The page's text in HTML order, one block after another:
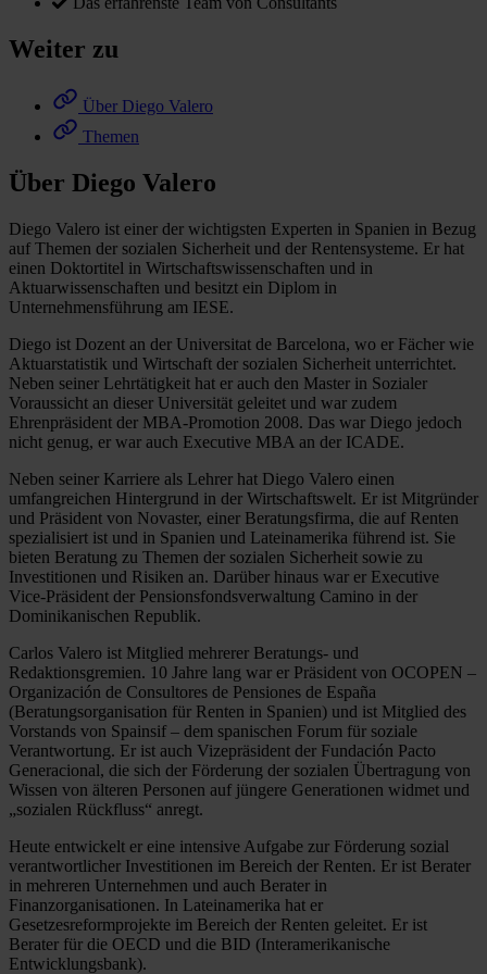
Weiter zu
Über Diego Valero
Themen
Über Diego Valero
Diego Valero ist einer der wichtigsten Experten in Spanien in Bezug
auf Themen der sozialen Sicherheit und der Rentensysteme. Er hat
einen Doktortitel in Wirtschaftswissenschaften und in
Aktuarwissenschaften und besitzt ein Diplom in
Unternehmensführung am IESE.
Diego ist Dozent an der Universitat de Barcelona, wo er Fächer wie
Aktuarstatistik und Wirtschaft der sozialen Sicherheit unterrichtet.
Neben seiner Lehrtätigkeit hat er auch den Master in Sozialer
Voraussicht an dieser Universität geleitet und war zudem
Ehrenpräsident der MBA-Promotion 2008. Das war Diego jedoch
nicht genug, er war auch Executive MBA an der ICADE.
Neben seiner Karriere als Lehrer hat Diego Valero einen
umfangreichen Hintergrund in der Wirtschaftswelt. Er ist Mitgründer
und Präsident von Novaster, einer Beratungsfirma, die auf Renten
spezialisiert ist und in Spanien und Lateinamerika führend ist. Sie
bieten Beratung zu Themen der sozialen Sicherheit sowie zu
Investitionen und Risiken an. Darüber hinaus war er Executive
Vice-Präsident der Pensionsfondsverwaltung Camino in der
Dominikanischen Republik.
Carlos Valero ist Mitglied mehrerer Beratungs- und
Redaktionsgremien. 10 Jahre lang war er Präsident von OCOPEN –
Organización de Consultores de Pensiones de España
(Beratungsorganisation für Renten in Spanien) und ist Mitglied des
Vorstands von Spainsif – dem spanischen Forum für soziale
Verantwortung. Er ist auch Vizepräsident der Fundación Pacto
Generacional, die sich der Förderung der sozialen Übertragung von
Wissen von älteren Personen auf jüngere Generationen widmet und
„sozialen Rückfluss“ anregt.
Heute entwickelt er eine intensive Aufgabe zur Förderung sozial
verantwortlicher Investitionen im Bereich der Renten. Er ist Berater
in mehreren Unternehmen und auch Berater in
Finanzorganisationen. In Lateinamerika hat er
Gesetzesreformprojekte im Bereich der Renten geleitet. Er ist
Berater für die OECD und die BID (Interamerikanische
Entwicklungsbank).